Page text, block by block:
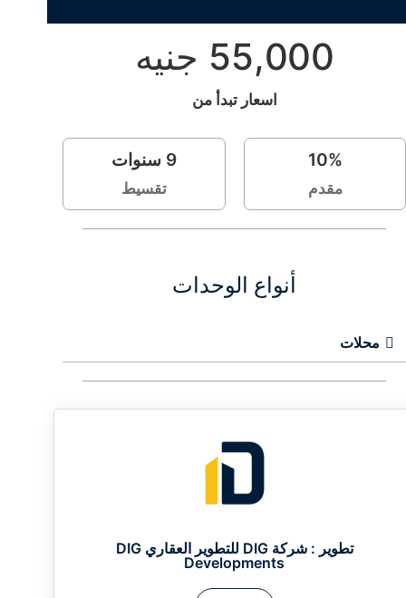
55,000 جنيه
اسعار تبدأ من
10%
مقدم
9 سنوات
تقسيط
أنواع الوحدات
محلات
تطوير :
شركة DIG للتطوير العقاري DIG
Developments